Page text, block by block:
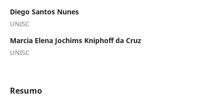
Diego Santos Nunes
UNISC
Marcia Elena Jochims Kniphoff da Cruz
UNISC
Resumo